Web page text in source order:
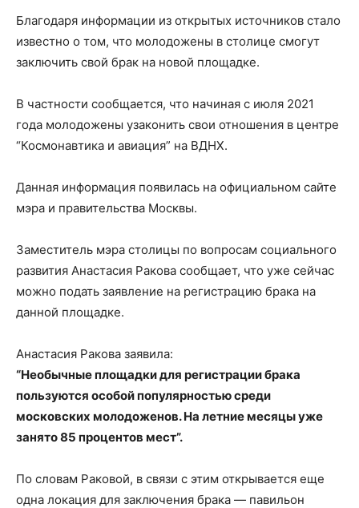
Благодаря информации из открытых источников стало
известно о том, что молодожены в столице смогут
заключить свой брак на новой площадке.
В частности сообщается, что начиная с июля 2021
года молодожены узаконить свои отношения в центре
“Космонавтика и авиация” на ВДНХ.
Данная информация появилась на официальном сайте
мэра и правительства Москвы.
Заместитель мэра столицы по вопросам социального
развития Анастасия Ракова сообщает, что уже сейчас
можно подать заявление на регистрацию брака на
данной площадке.
Анастасия Ракова заявила:
“Необычные площадки для регистрации брака
пользуются особой популярностью среди
московских молодоженов. На летние месяцы уже
занято 85 процентов мест”.
По словам Раковой, в связи с этим открывается еще
одна локация для заключения брака — павильон